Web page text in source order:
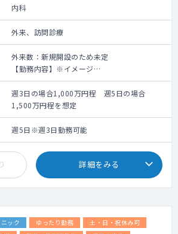
内科
外来、訪問診療
外来数：新規開設のため未定
【勤務内容】※イメージ
午前：9:00～12:00 外来
午後：13:00～18:00 外来もしくは訪問診療
※外来、訪問診療のコマについては応相談で
す。
各曜日の内訳についてはご希望を踏まえて
調整となります。
【外来について】
初診、再診で枠は分けてはいませんが先生方
の方針に従って予約の受け方等柔軟に対応い
【訪問診療】
週3日の場合1,000万円程 週5日の場合
1,500万円程を想定
週5日※週3日勤務可能
詳細をみる
ック ゆったり勤務
土・日・祝休み可